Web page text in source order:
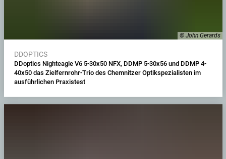
© John Gerards
DDOPTICS
DDoptics Nighteagle V6 5-30x50 NFX, DDMP 5-30x56 und DDMP 4-
40x50 das Zielfernrohr-Trio des Chemnitzer Optikspezialisten im
ausführlichen Praxistest